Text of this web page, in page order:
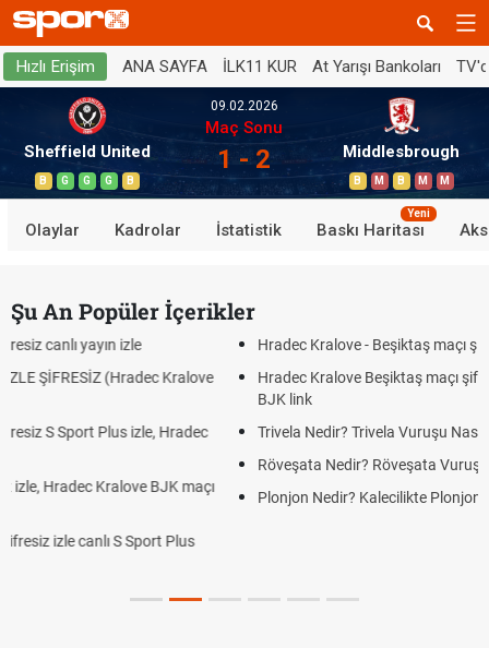
Hızlı Erişim ANA SAYFA İLK11 KUR At Yarışı Bankoları
Sheffield United
B G G G B
09.02.2026
Maç Sonu
1 - 2 Middlesbrough
B M B M M
Olaylar Kadrolar İstatistik Baskı Haritası
Yeni
Şu An Popüler İçerikler
Kralove
izle, Hradec
BJK maçı
Sport Plus
Hradec Kralove - Beşiktaş maçı şifresiz izle canlı
Hradec Kralove Beşiktaş maçı şifresiz tv100 izle,
Trivela Nedir? Trivela Vuruşu Nasıl Yapılır?
Röveşata Nedir? Röveşata Vuruşu Nasıl Yapılır?
Plonjon Nedir? Kalecilikte Plonjon Hareketi Nasıl